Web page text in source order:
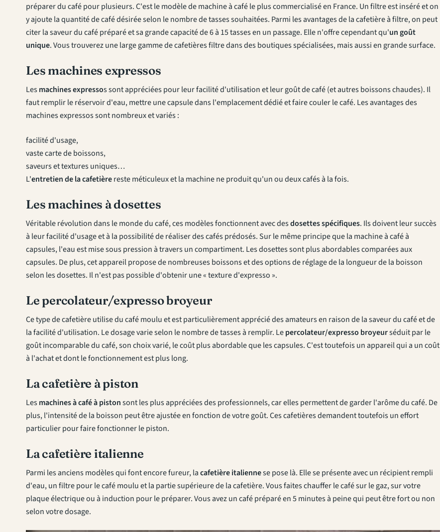
préparer du café pour plusieurs. C'est le modèle de machine à café le plus commercialisé en France. Un filtre est inséré et on
y ajoute la quantité de café désirée selon le nombre de tasses souhaitées. Parmi les avantages de la cafetière à filtre, on peut
citer la saveur du café préparé et sa grande capacité de 6 à 15 tasses en un passage. Elle n'offre cependant qu'un goût
unique. Vous trouverez unelarge gamme de cafetières filtredans des boutiques spécialisées, mais aussi en grande surface.
Les machines expressos
Lesmachines expressos sont appréciées pour leur facilité d'utilisation et leur goût de café (et autres boissons chaudes). Il
faut remplir le réservoir d'eau, mettre une capsule dans l'emplacement dédié et faire couler le café. Les avantages des
machines expressos sont nombreux et variés :
facilité d'usage,
vaste carte de boissons,
saveurs et textures uniques…
L'entretien de la cafetièrereste méticuleux et la machine ne produit qu'un ou deux cafés à la fois.
Les machines à dosettes
Véritable révolution dans le monde du café, ces modèles fonctionnent avec desdosettes spécifiques. Ils doivent leur succès
à leur facilité d'usage et à la possibilité de réaliser des cafés prédosés. Sur le même principe que la machine à café à
capsules, l'eau est mise sous pression à travers un compartiment. Les dosettes sont plus abordables comparées aux
capsules. De plus, cet appareil propose de nombreuses boissons et des options de réglage de la longueur de la boisson
selon les dosettes. Il n'est pas possible d'obtenir une « texture d'expresso ».
Le percolateur/expresso broyeur
Ce type de cafetière utilise du café moulu et est particulièrement apprécié des amateurs en raison de la saveur du café et de
la facilité d'utilisation. Le dosage varie selon le nombre de tasses à remplir. Lepercolateur/expresso broyeurséduit par le
goût incomparable du café, son choix varié, le coût plus abordable que les capsules. C'est toutefois un appareil qui a un coût
à l'achat et dont le fonctionnement est plus long.
La cafetière à piston
Lesmachines à café à pistonsont les plus appréciées des professionnels, car elles permettent de garder l'arôme du café. De
plus, l'intensité de la boisson peut être ajustée en fonction de votre goût. Ces cafetières demandent toutefois un effort
particulier pour faire fonctionner le piston.
La cafetière italienne
Parmi les anciens modèles qui font encore fureur, lacafetière italiennese pose là. Elle se présente avec un récipient rempli
d'eau, un filtre pour le café moulu et la partie supérieure de la cafetière. Vous faites chauffer le café sur le gaz, sur votre
plaque électrique ou à induction pour le préparer. Vous avez un café préparé en 5 minutes à peine qui peut être fort ou non
selon votre dosage.